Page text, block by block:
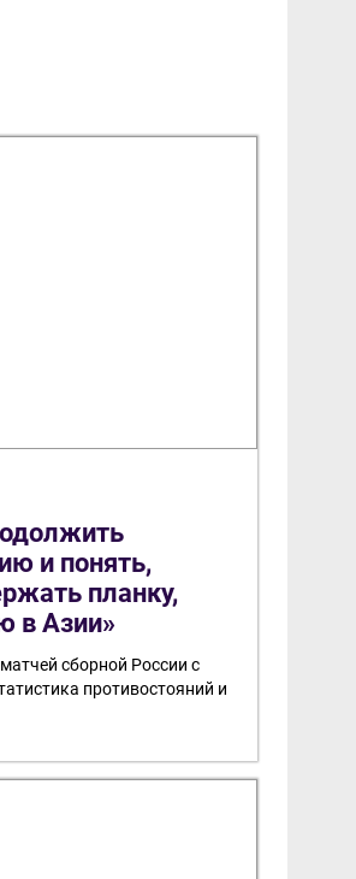
и понять,
планку,
в Азии»
сборной России с
противостояний и